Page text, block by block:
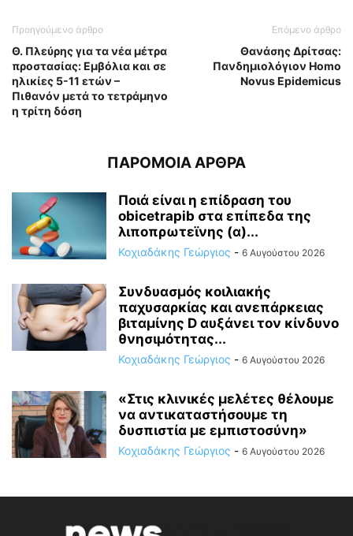
Προηγούμενο άρθρο
Θ. Πλεύρης για τα νέα μέτρα
προστασίας: Εμβόλια και σε
ηλικίες 5-11 ετών –
Πιθανόν μετά το τετράμηνο
η τρίτη δόση
Επόμενο άρθρο
Θανάσης Δρίτσας:
Πανδημιολόγιον Homo
Novus Epidemicus
ΠΑΡΟΜΟΙΑ ΑΡΘΡΑ
Ποιά είναι η επίδραση του
obicetrapib στα επίπεδα της
λιποπρωτεϊνης (α)...
Κοχιαδάκης Γεώργιος - 6 Αυγούστου 2026
Συνδυασμός κοιλιακής
παχυσαρκίας και ανεπάρκειας
βιταμίνης D αυξάνει τον κίνδυνο
θνησιμότητας...
Κοχιαδάκης Γεώργιος - 6 Αυγούστου 2026
«Στις κλινικές μελέτες θέλουμε
να αντικαταστήσουμε τη
δυσπιστία με εμπιστοσύνη»
Κοχιαδάκης Γεώργιος - 6 Αυγούστου 2026